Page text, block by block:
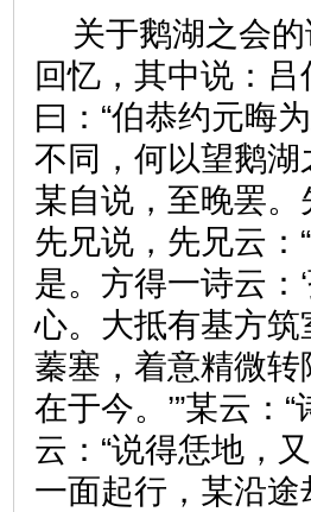
关于鹅湖之会
回忆，其中说：
曰：“伯恭约元晦
不同，何以望鹅湖
某自说，至晚罢。
先兄说，先兄云：
是。方得一诗云：
心。大抵有基方
蓁塞，着意精微
在于今。’”某云：
云：“说得恁地，
一面起行，某沿途